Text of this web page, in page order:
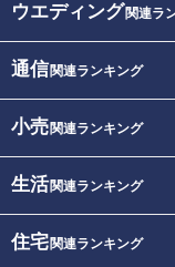
ウエディング関連ラ
通信関連ランキング
小売関連ランキング
生活関連ランキング
住宅関連ランキング